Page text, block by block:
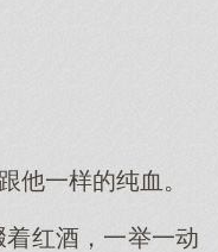
他一样的纯血。
红酒，一举一动